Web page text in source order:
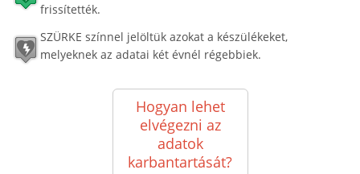
frissítették.
SZÜRKE színnel jelöltük azokat a készülékeket,
melyeknek az adatai két évnél régebbiek.
Hogyan lehet
elvégezni az
adatok
karbantartását?